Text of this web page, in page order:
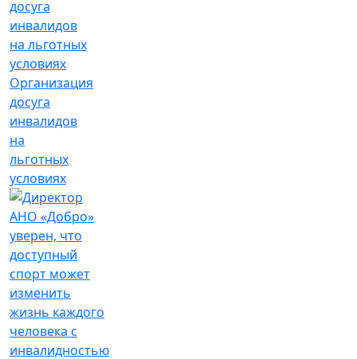
Организация
досуга
инвалидов
на
льготных
условиях